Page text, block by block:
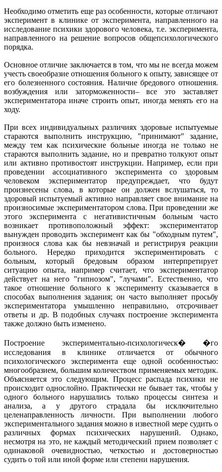
Необходимо отметить еще раз особенности, которые отличают
эксперимент в клинике от эксперимента, направленного на
исследование психики здорового человека, т.е. эксперимента,
направленного на решение вопросов общепсихологического
порядка.
Основное отличие заключается в том, что мы не всегда можем
учесть своеобразие отношения больного к опыту, зависящее от
его болезненного состояния. Наличие бредового отношения.
возбуждения или заторможенности– все это заставляет
экспериментатора иначе строить опыт, иногда менять его на
ходу.
При всех индивидуальных различиях здоровые испытуемые
стараются выполнить инструкцию, "принимают" задание,
между тем как психические больные иногда не только не
стараются выполнить задание, но и превратно толкуют опыт
или активно противостоят инструкции. Например, если при
проведении ассоциативного эксперимента со здоровым
человеком экспериментатор предупреждает, что будут
произнесены слова, в которые он должен вслушаться, то
здоровый испытуемый активно направляет свое внимание на
произносимые экспериментатором слова. При проведении же
этого эксперимента с негативистичным больным часто
возникает противоположный эффект: экспериментатор
вынужден проводить эксперимент как бы "обходным путем",
произнося слова как бы невзначай и регистрируя реакции
больного. Нередко приходится экспериментировать с
больным, который бредовым образом интерпретирует
ситуацию опыта, например считает, что экспериментатор
действует на него "гипнозом", "лучами". Естественно, что
такое отношение больного к эксперименту сказывается в
способах выполнения задания; он часто выполняет просьбу
экспериментатора умышленно неправильно, отсрочивает
ответы и др. В подобных случаях построение эксперимента
также должно быть изменено.
Построение экспериментально-психологическ� �го
исследования в клинике отличается от обычного
психологического эксперимента еще одной особенностью:
многообразием, большим количеством применяемых методик.
Объясняется это следующим. Процесс распада психики не
происходит однослойно. Практически не бывает так, чтобы у
одного больного нарушались только процессы синтеза и
анализа, а у другого страдала бы исключительно
целенаправленность личности. При выполнении любого
экспериментального задания можно в известной мере судить о
различных формах психических нарушений. Однако,
несмотря на это, не каждый методический прием позволяет с
одинаковой очевидностью, четкостью и достоверностью
судить о той или иной форме или степени нарушения.